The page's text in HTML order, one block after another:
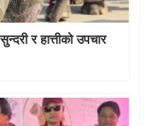
र हात्तीको उपचार